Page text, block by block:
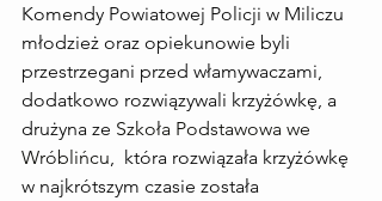
Komendy Powiatowej Policji w Miliczu
młodzież oraz opiekunowie byli
przestrzegani przed włamywaczami,
dodatkowo rozwiązywali krzyżówkę, a
drużyna ze Szkoła Podstawowa we
Wróblińcu ,  która rozwiązała krzyżówkę
w najkrótszym czasie została